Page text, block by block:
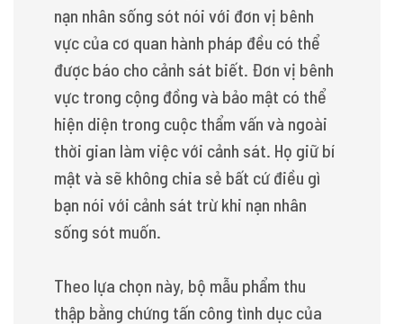
nạn nhân sống sót nói với đơn vị bênh
vực của cơ quan hành pháp đều có thể
được báo cho cảnh sát biết. Đơn vị bênh
vực trong cộng đồng và bảo mật có thể
hiện diện trong cuộc thẩm vấn và ngoài
thời gian làm việc với cảnh sát. Họ giữ bí
mật và sẽ không chia sẻ bất cứ điều gì
bạn nói với cảnh sát trừ khi nạn nhân
sống sót muốn.
Theo lựa chọn này, bộ mẫu phẩm thu
thập bằng chứng tấn công tình dục của